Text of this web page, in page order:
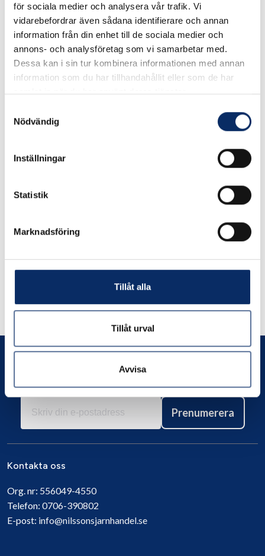
för sociala medier och analysera vår trafik. Vi
vidarebefordrar även sådana identifierare och annan
information från din enhet till de sociala medier och
annons- och analysföretag som vi samarbetar med.
Dessa kan i sin tur kombinera informationen med annan
information som du har tillhandahållit eller som de har
samlat in när du har använt deras tjänster.
Nödvändig
Inställningar
Statistik
Marknadsföring
Tillåt alla
Tillåt urval
Avvisa
Draghandtag i rostfritt Rördiameter 30 mm Finns i flera
längder Se rullistan
I lager
Välj Längd 2
remove Lägg i varukorg
Liknande produkter
Andra har även tittat på
Prenumerera
Kontakta oss
Org. nr: 556049-4550
Telefon: 0706-390802
E-post: info@nilssonsjarnhandel.se